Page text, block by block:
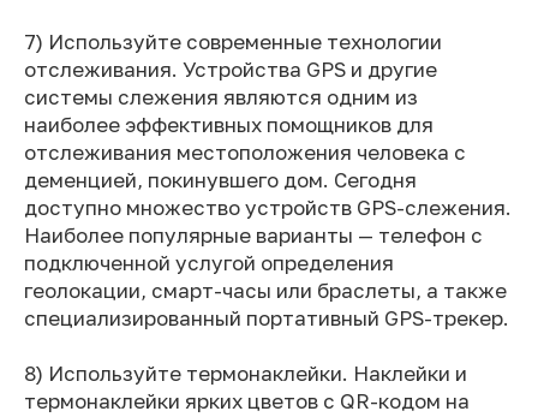
7) Используйте современные технологии
отслеживания. Устройства GPS и другие
системы слежения являются одним из
наиболее эффективных помощников для
отслеживания местоположения человека с
деменцией, покинувшего дом. Сегодня
доступно множество устройств GPS-слежения.
Наиболее популярные варианты — телефон с
подключенной услугой определения
геолокации, смарт-часы или браслеты, а также
специализированный портативный GPS-трекер.
8) Используйте термонаклейки. Наклейки и
термонаклейки ярких цветов с QR-кодом на